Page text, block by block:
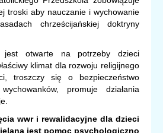
troski aby nauczanie i wychowanie
chrześcijańskiej doktryny
jest otwarte na potrzeby dzieci
klimat dla rozwoju religijnego
troszczy się o bezpieczeństwo
promuje działania
wwr i rewalidacyjne dla dzieci
jest pomoc psychologiczno